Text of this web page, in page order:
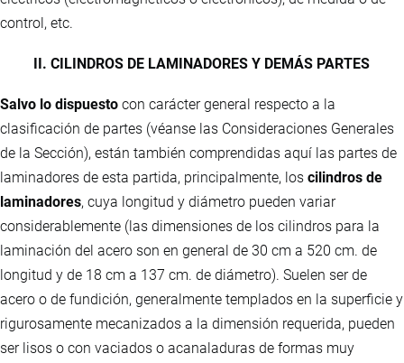
control, etc.
II. CILINDROS DE LAMINADORES Y DEMÁS PARTES
Salvo lo dispuesto con carácter general respecto a la
clasificación de partes (véanse las Consideraciones Generales
de la Sección), están también comprendidas aquí las partes de
laminadores de esta partida, principalmente, los cilindros de
laminadores, cuya longitud y diámetro pueden variar
considerablemente (las dimensiones de los cilindros para la
laminación del acero son en general de 30 cm a 520 cm. de
longitud y de 18 cm a 137 cm. de diámetro). Suelen ser de
acero o de fundición, generalmente templados en la superficie y
rigurosamente mecanizados a la dimensión requerida, pueden
ser lisos o con vaciados o acanaladuras de formas muy